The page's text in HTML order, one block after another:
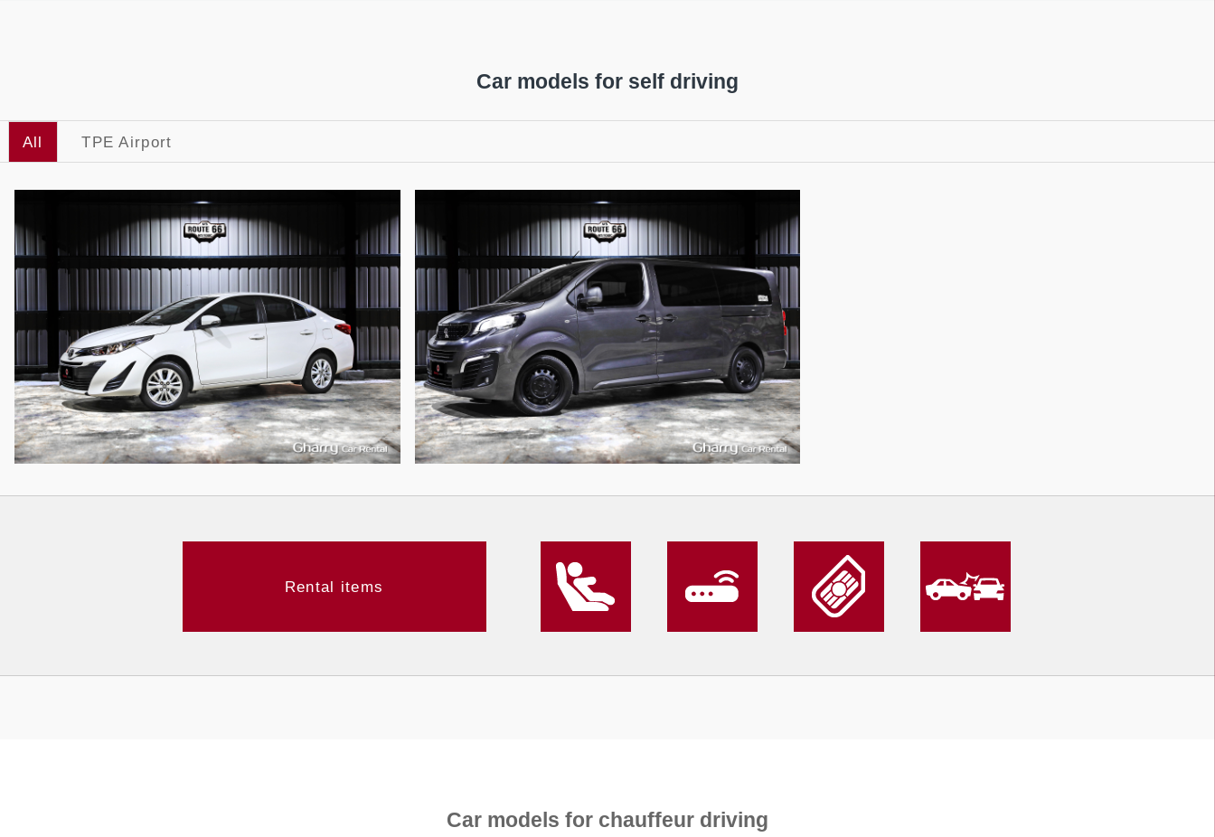
Car models for self driving
All TPE Airport
473 9
Rental items
Car models for chauffeur driving